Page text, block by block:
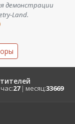
демонстрации
Land.
27 | месяц:33669